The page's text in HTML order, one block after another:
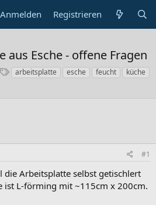
Anmelden Registrieren
aus Esche - offene Fragen
S
o
e
arbeitsplatte esche feucht
küche
#1
die Arbeitsplatte selbst getischlert
ist L-förming mit ~115cm x 200cm.